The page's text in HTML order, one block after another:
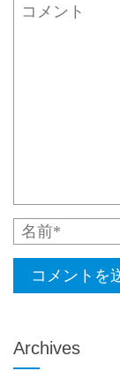
Archives